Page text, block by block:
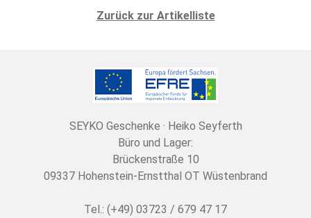
Zurück zur Artikelliste
SEYKO Geschenke · Heiko Seyferth
Büro und Lager:
Brückenstraße 10
09337 Hohenstein-Ernstthal OT Wüstenbrand
Tel.: (+49) 03723 / 679 47 17